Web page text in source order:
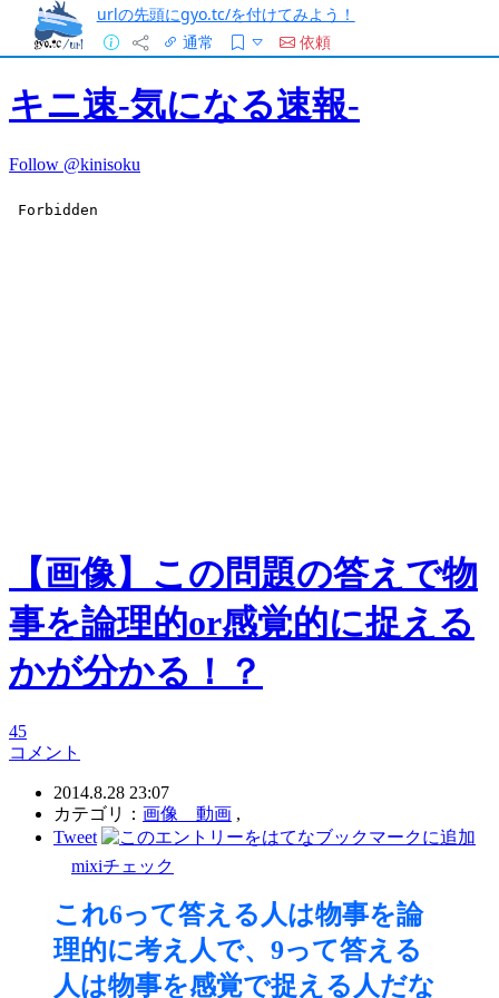
urlの先頭にgyo.tc/を付けてみよう！
通常
依頼